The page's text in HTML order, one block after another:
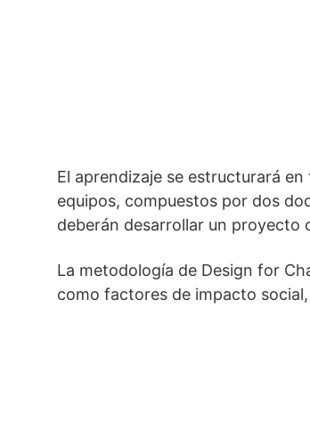
El aprendizaje se estructurará
equipos, compuestos por dos
deberán desarrollar un proyecto
La metodología de Design for
como factores de impacto